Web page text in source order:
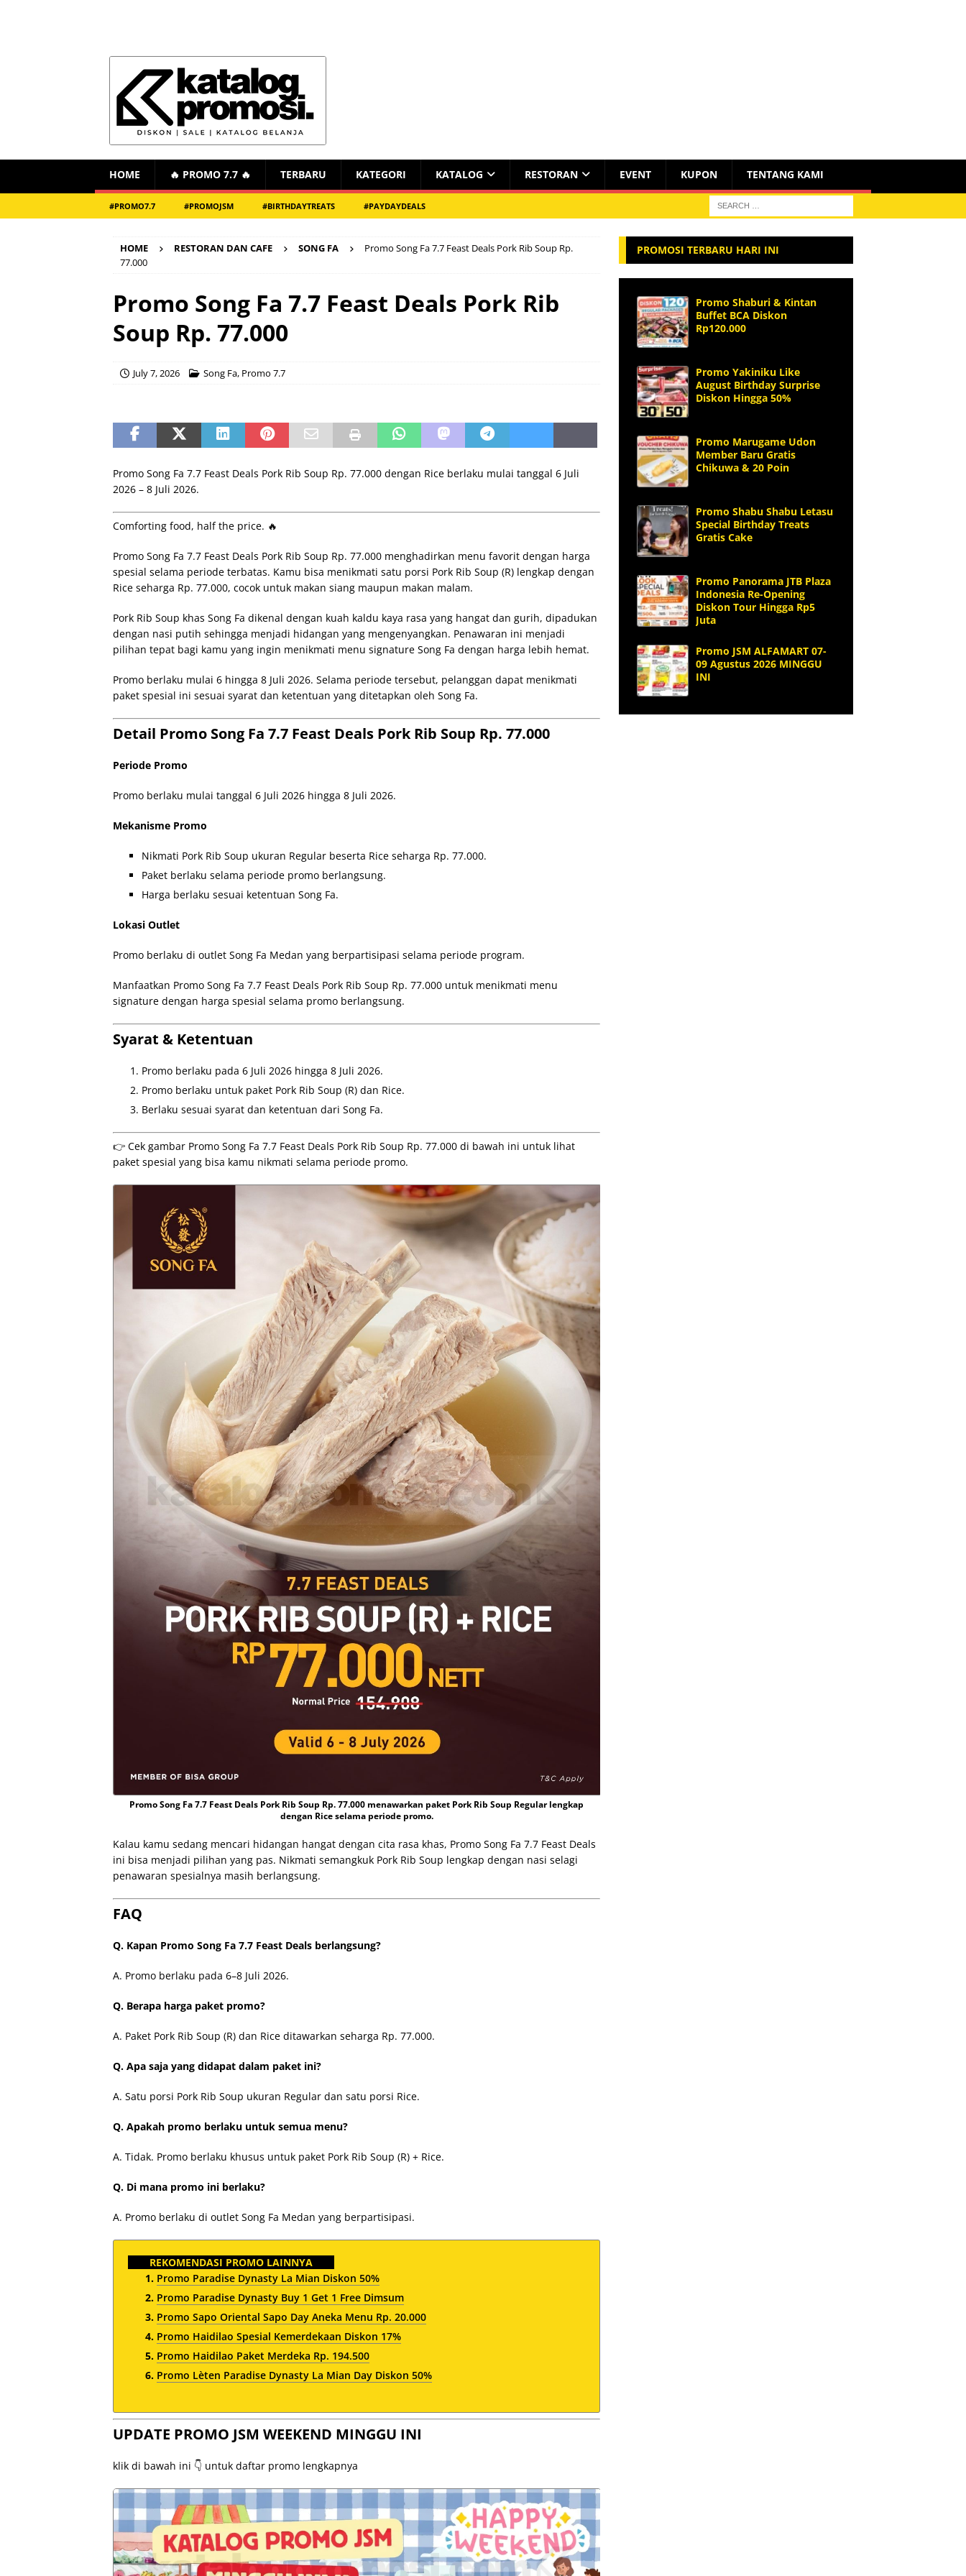
HOME 🔥 PROMO 7.7 🔥 TERBARU KATEGORI KATALOG RESTORAN EVENT KUPON TENTANG KAMI
#PROMO7.7 #PROMOJSM #BIRTHDAYTREATS #PAYDAYDEALS
HOME RESTORAN DAN CAFE SONG FA
Promo Song Fa 7.7 Feast Deals Pork Rib Soup Rp.
77.000
Promo Song Fa 7.7 Feast Deals Pork Rib
Soup Rp. 77.000
July 7, 2026 Song Fa, Promo 7.7
Promo Song Fa 7.7 Feast Deals Pork Rib Soup Rp. 77.000 dengan Rice berlaku mulai tanggal 6 Juli
2026 – 8 Juli 2026.
Comforting food, half the price. 🔥
Promo Song Fa 7.7 Feast Deals Pork Rib Soup Rp. 77.000 menghadirkan menu favorit dengan harga
spesial selama periode terbatas. Kamu bisa menikmati satu porsi Pork Rib Soup (R) lengkap dengan
Rice seharga Rp. 77.000, cocok untuk makan siang maupun makan malam.
Pork Rib Soup khas Song Fa dikenal dengan kuah kaldu kaya rasa yang hangat dan gurih, dipadukan
dengan nasi putih sehingga menjadi hidangan yang mengenyangkan. Penawaran ini menjadi
pilihan tepat bagi kamu yang ingin menikmati menu signature Song Fa dengan harga lebih hemat.
Promo berlaku mulai 6 hingga 8 Juli 2026. Selama periode tersebut, pelanggan dapat menikmati
paket spesial ini sesuai syarat dan ketentuan yang ditetapkan oleh Song Fa.
Detail Promo Song Fa 7.7 Feast Deals Pork Rib Soup Rp. 77.000
Periode Promo
Promo berlaku mulai tanggal 6 Juli 2026 hingga 8 Juli 2026.
Mekanisme Promo
Nikmati Pork Rib Soup ukuran Regular beserta Rice seharga Rp. 77.000.
Paket berlaku selama periode promo berlangsung.
Harga berlaku sesuai ketentuan Song Fa.
Lokasi Outlet
Promo berlaku di outlet Song Fa Medan yang berpartisipasi selama periode program.
Manfaatkan Promo Song Fa 7.7 Feast Deals Pork Rib Soup Rp. 77.000 untuk menikmati menu
signature dengan harga spesial selama promo berlangsung.
Syarat & Ketentuan
Promo berlaku pada 6 Juli 2026 hingga 8 Juli 2026.
Promo berlaku untuk paket Pork Rib Soup (R) dan Rice.
Berlaku sesuai syarat dan ketentuan dari Song Fa.
👉 Cek gambar Promo Song Fa 7.7 Feast Deals Pork Rib Soup Rp. 77.000 di bawah ini untuk lihat
paket spesial yang bisa kamu nikmati selama periode promo.
Promo Song Fa 7.7 Feast Deals Pork Rib Soup Rp. 77.000 menawarkan paket Pork Rib Soup Regular lengkap
dengan Rice selama periode promo.
Kalau kamu sedang mencari hidangan hangat dengan cita rasa khas, Promo Song Fa 7.7 Feast Deals
ini bisa menjadi pilihan yang pas. Nikmati semangkuk Pork Rib Soup lengkap dengan nasi selagi
penawaran spesialnya masih berlangsung.
FAQ
Q. Kapan Promo Song Fa 7.7 Feast Deals berlangsung?
A. Promo berlaku pada 6–8 Juli 2026.
Q. Berapa harga paket promo?
A. Paket Pork Rib Soup (R) dan Rice ditawarkan seharga Rp. 77.000.
Q. Apa saja yang didapat dalam paket ini?
A. Satu porsi Pork Rib Soup ukuran Regular dan satu porsi Rice.
Q. Apakah promo berlaku untuk semua menu?
A. Tidak. Promo berlaku khusus untuk paket Pork Rib Soup (R) + Rice.
Q. Di mana promo ini berlaku?
A. Promo berlaku di outlet Song Fa Medan yang berpartisipasi.
REKOMENDASI PROMO LAINNYA
Promo Paradise Dynasty La Mian Diskon 50%
Promo Paradise Dynasty Buy 1 Get 1 Free Dimsum
Promo Sapo Oriental Sapo Day Aneka Menu Rp. 20.000
Promo Haidilao Spesial Kemerdekaan Diskon 17%
Promo Haidilao Paket Merdeka Rp. 194.500
Promo Lèten Paradise Dynasty La Mian Day Diskon 50%
UPDATE PROMO JSM WEEKEND MINGGU INI
klik di bawah ini 👇 untuk daftar promo lengkapnya
PROMOSI TERBARU HARI INI
Promo Shaburi & Kintan
Buffet BCA Diskon
Rp120.000
Promo Yakiniku Like
August Birthday Surprise
Diskon Hingga 50%
Promo Marugame Udon
Member Baru Gratis
Chikuwa & 20 Poin
Promo Shabu Shabu Letasu
Special Birthday Treats
Gratis Cake
Promo Panorama JTB Plaza
Indonesia Re-Opening
Diskon Tour Hingga Rp5
Juta
Promo JSM ALFAMART 07-
09 Agustus 2026 MINGGU
INI